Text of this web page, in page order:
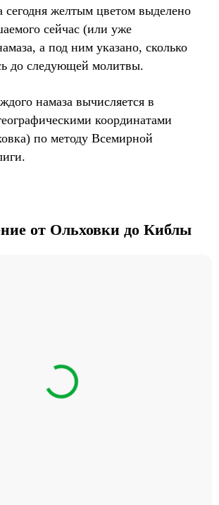
сегодня желтым цветом выделено
сейчас (или уже
а под ним указано, сколько
до следующей молитвы.
намаза вычисляется в
координатами
по методу Всемирной
от Ольховки до Киблы